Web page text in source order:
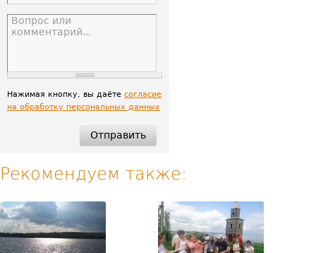
Нажимая кнопку, вы даёте согласие
на обработку персональных данных
Рекомендуем также: